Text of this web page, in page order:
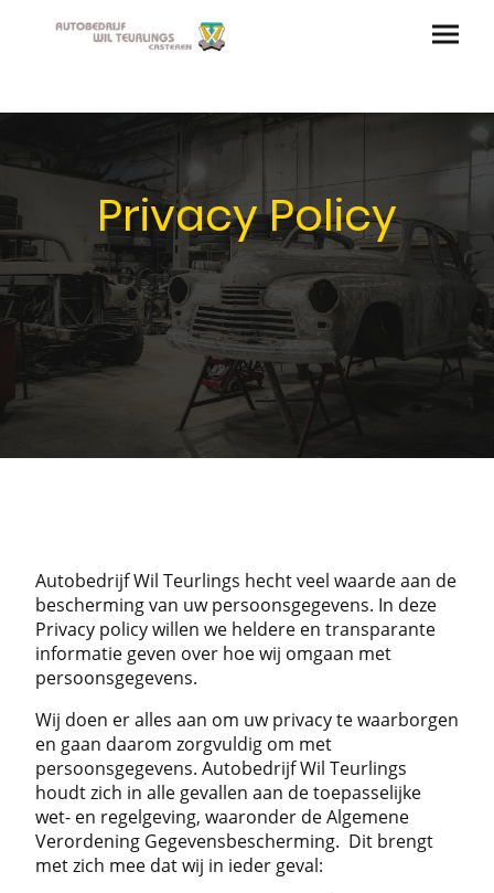
Privacy Policy
Autobedrijf Wil Teurlings hecht veel waarde aan de
bescherming van uw persoonsgegevens. In deze
Privacy policy willen we heldere en transparante
informatie geven over hoe wij omgaan met
persoonsgegevens.
Wij doen er alles aan om uw privacy te waarborgen
en gaan daarom zorgvuldig om met
persoonsgegevens. Autobedrijf Wil Teurlings
houdt zich in alle gevallen aan de toepasselijke
wet- en regelgeving, waaronder de Algemene
Verordening Gegevensbescherming. Dit brengt
met zich mee dat wij in ieder geval: